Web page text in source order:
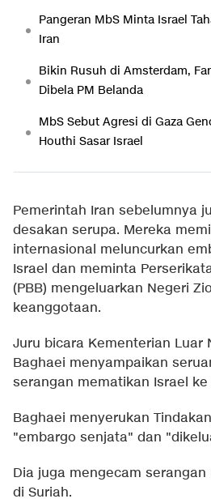
Pangeran MbS Minta Israel
Iran
Bikin Rusuh di Amsterdam,
Dibela PM Belanda
MbS Sebut Agresi di Gaza
Houthi Sasar Israel
Pemerintah Iran sebelumnya
desakan serupa. Mereka
internasional meluncurkan
Israel dan meminta
(PBB) mengeluarkan Negeri
keanggotaan.
Juru bicara Kementerian Luar
Baghaei menyampaikan
serangan mematikan Israel ke
Baghaei menyerukan
"embargo senjata" dan
Dia juga mengecam
di Suriah.